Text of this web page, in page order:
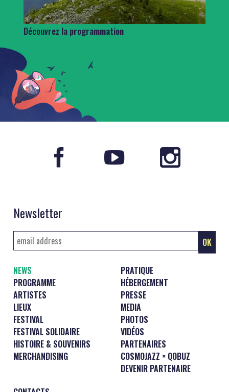
Découvrez la programmation
Newsletter
NEWS
PROGRAMME
ARTISTES
LIEUX
FESTIVAL
FESTIVAL SOLIDAIRE
HISTOIRE & SOUVENIRS
MERCHANDISING
PRATIQUE
HÉBERGEMENT
PRESSE
MEDIA
PHOTOS
VIDÉOS
PARTENAIRES
COSMOJAZZ × QOBUZ
DEVENIR PARTENAIRE